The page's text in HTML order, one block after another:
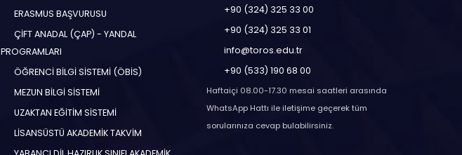
ERASMUS BAŞVURUSU
ÇİFT ANADAL (ÇAP) - YANDAL
PROGRAMLARI
ÖĞRENCİ BİLGİ SİSTEMİ (ÖBİS)
MEZUN BİLGİ SİSTEMİ
UZAKTAN EĞİTİM SİSTEMİ
LİSANSÜSTÜ AKADEMİK TAKVİM
+90 (324) 325 33 00
+90 (324) 325 33 01
info@toros.edu.tr
+90 (533) 190 68 00
Haftaiçi 08.00-17.30 mesai saatleri arasında
WhatsApp Hattı ile iletişime geçerek tüm
sorularınıza cevap bulabilirsiniz.